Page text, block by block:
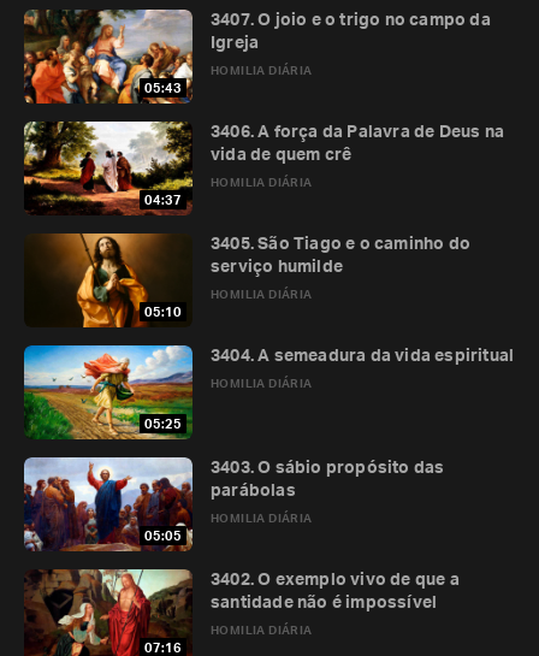
05:43
HOMILIA DIÁRIA
3407. O joio e o trigo no campo da
Igreja
04:37
HOMILIA DIÁRIA
3406. A força da Palavra de Deus na
vida de quem crê
05:10
HOMILIA DIÁRIA
3405. São Tiago e o caminho do
serviço humilde
05:25
HOMILIA DIÁRIA
3404. A semeadura da vida espiritual
05:05
HOMILIA DIÁRIA
3403. O sábio propósito das
parábolas
07:16
HOMILIA DIÁRIA
3402. O exemplo vivo de que a
santidade não é impossível